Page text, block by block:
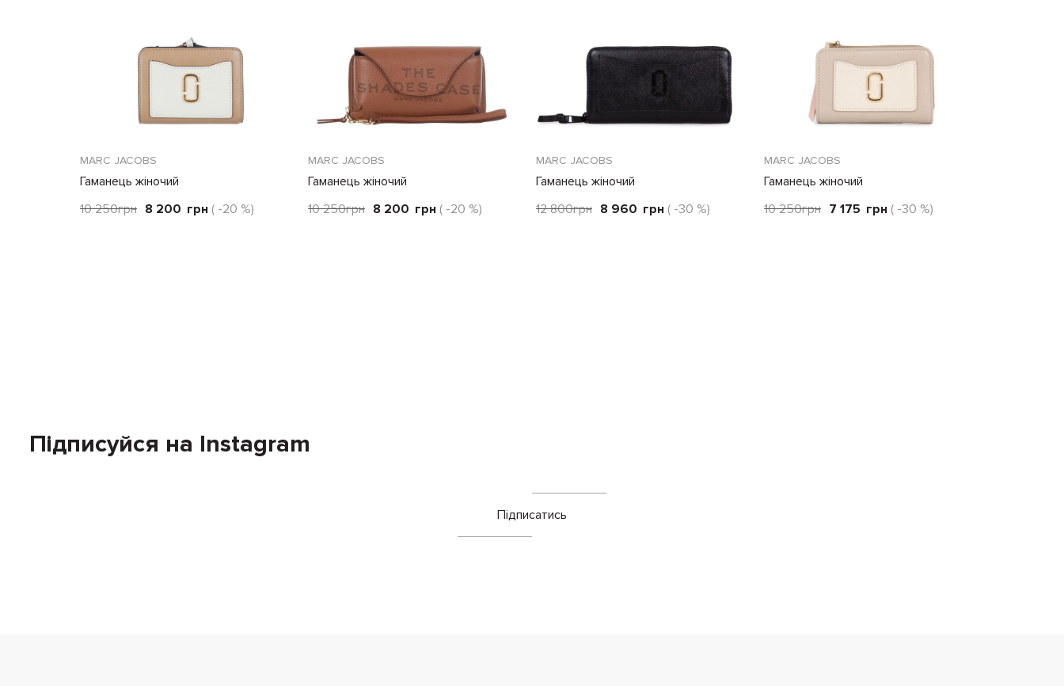
MARC JACOBS
Гаманець жіночий
10 250грн 8 200 грн ( -20 %)
MARC JACOBS
Гаманець жіночий
10 250грн 8 200 грн ( -20 %)
MARC JACOBS
Гаманець жіночий
12 800грн 8 960 грн ( -30 %)
MARC JACOBS
Гаманець жіночий
10 250грн 7 175 грн ( -30 %)
Підписуйся на Instagram
Підписатись